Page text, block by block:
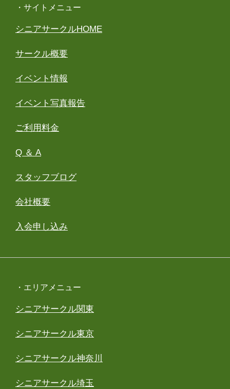
・サイトメニュー
シニアサークルHOME
サークル概要
イベント情報
イベント写真報告
ご利用料金
Q ＆ A
スタッフブログ
会社概要
入会申し込み
・エリアメニュー
シニアサークル関東
シニアサークル東京
シニアサークル神奈川
シニアサークル埼玉